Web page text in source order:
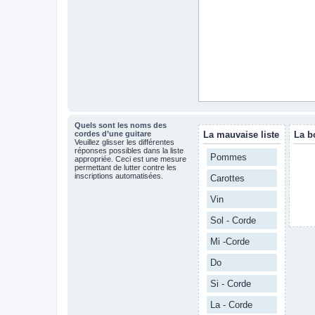
Quels sont les noms des
cordes d’une guitare
Veuillez glisser les différentes
réponses possibles dans la liste
appropriée. Ceci est une mesure
permettant de lutter contre les
inscriptions automatisées.
La mauvaise liste
Pommes
Carottes
Vin
Sol - Corde
Mi -Corde
Do
Si - Corde
La - Corde
La